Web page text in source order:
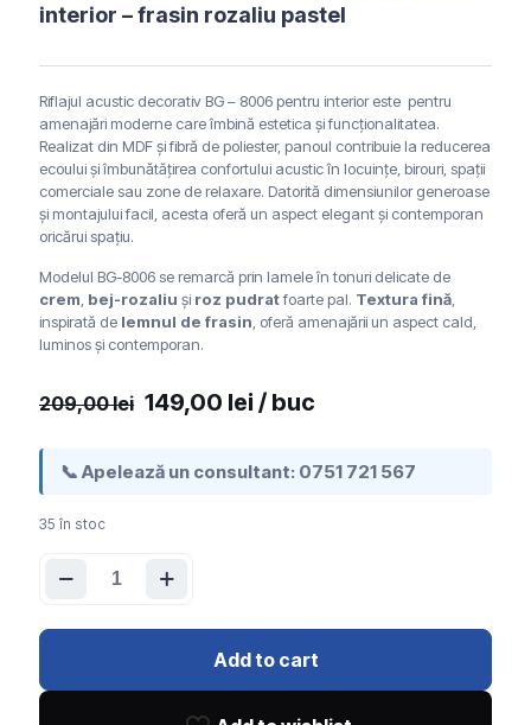
interior – frasin rozaliu pastel
Riflajul acustic decorativ BG – 8006 pentru interior este pentru
amenajări moderne care îmbină estetica și funcționalitatea.
Realizat din MDF și fibră de poliester, panoul contribuie la reducerea
ecoului și îmbunătățirea confortului acustic în locuințe, birouri, spații
comerciale sau zone de relaxare. Datorită dimensiunilor generoase
și montajului facil, acesta oferă un aspect elegant și contemporan
oricărui spațiu.
Modelul BG-8006 se remarcă prin lamele în tonuri delicate de
crem, bej-rozaliu și roz pudratfoarte pal. Textura fină,
inspirată de lemnul de frasin, oferă amenajării un aspect cald,
luminos și contemporan.
209,00lei Prețul
a
149,00 lei Prețul
este:
/ buc
📞 Apelează un consultant: 0751 721 567
35 în stoc
Riflaj
decorativ
8006,
Add to cart